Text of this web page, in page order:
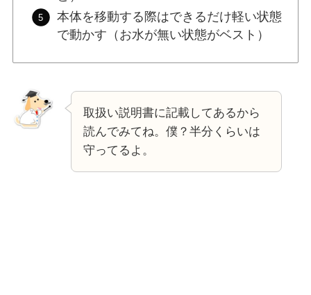
本体を移動する際はできるだけ軽い状態
で動かす（お水が無い状態がベスト）
取扱い説明書に記載してあるから
読んでみてね。僕？半分くらいは
守ってるよ。